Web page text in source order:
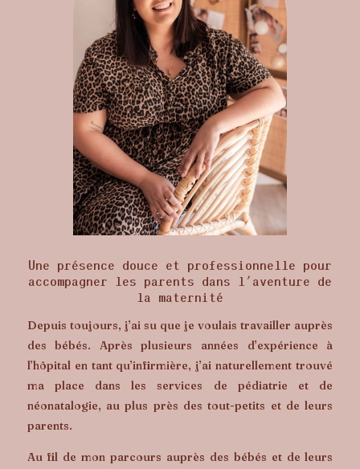
Une présence douce et professionnelle pour
accompagner les parents dans l’aventure de
la maternité
Depuis toujours, j’ai su que je voulais travailler auprès
des bébés. Après plusieurs années d’expérience à
l’hôpital en tant qu’infirmière, j’ai naturellement trouvé
ma place dans les services de pédiatrie et de
néonatalogie, au plus près des tout-petits et de leurs
parents.
Au fil de mon parcours auprès des bébés et de leurs